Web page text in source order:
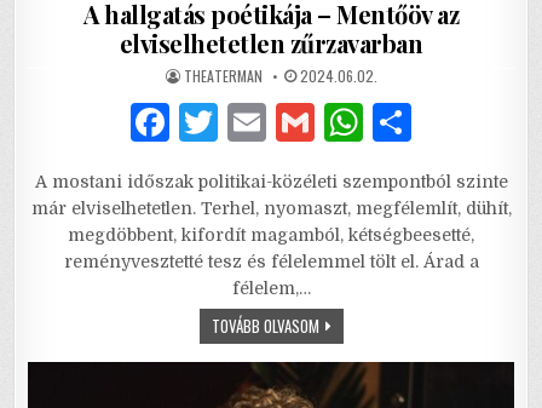
A hallgatás poétikája – Mentőöv az
elviselhetetlen zűrzavarban
AUTHOR:
THEATERMAN PUBLISHED
DATE:
2024.06.02.
F
c
e
b
o
T
it
te
r
E
ai
l
G
ai
l
W
at
s
A
p
ar
e
A mostani időszak politikai-közéleti szempontból szinte
már elviselhetetlen. Terhel, nyomaszt, megfélemlít, dühít,
megdöbbent, kifordít magamból, kétségbeesetté,
reményvesztetté tesz és félelemmel tölt el. Árad a
félelem,…
TOVÁBB OLVASOMA
HALLGATÁS
MENTŐÖV
AZ